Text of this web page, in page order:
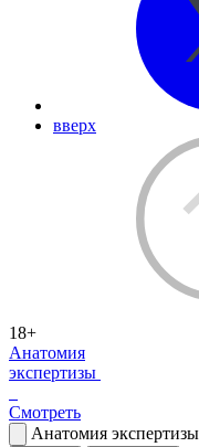
вверх
18+
Анатомия
экспертизы
Смотреть
Анатомия экспертизы